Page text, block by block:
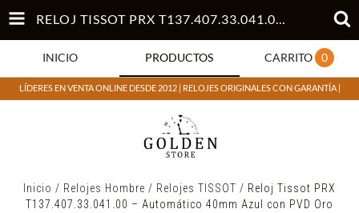
RELOJ TISSOT PRX T137.407.33.041.00 – AUTOMÁTICO 40MM AZUL CON PVD ORO ROSA
INICIO PRODUCTOS CARRITO 0
LÍDERES EN VENTA ONLINE DESDE 2012 | RELOJES ORIGINALES CON GARANTÍA |
Inicio / Relojes Hombre / Relojes TISSOT / Reloj Tissot PRX
T137.407.33.041.00 – Automático 40mm Azul con PVD Oro